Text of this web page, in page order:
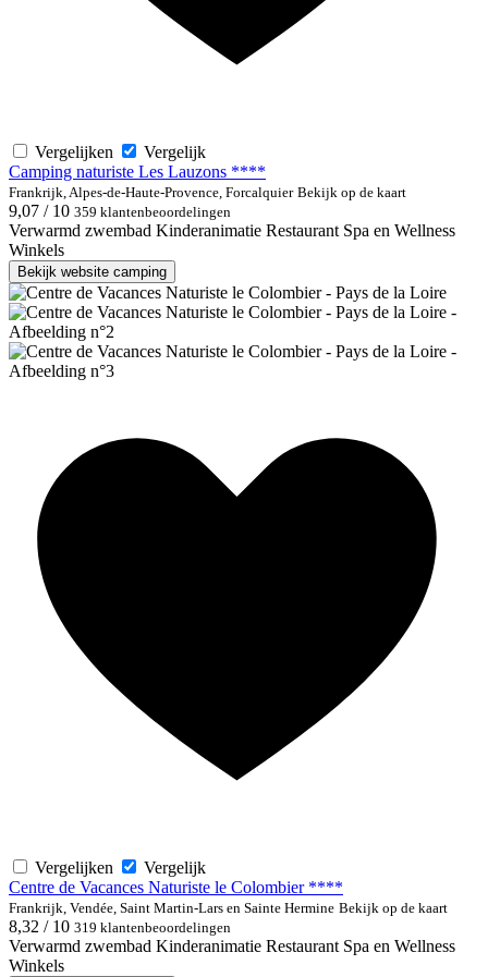
Vergelijken
Vergelijk
Camping naturiste Les Lauzons ****
Frankrijk, Alpes-de-Haute-Provence, Forcalquier Bekijk op de kaart
9,07 / 10 359 klantenbeoordelingen
Verwarmd zwembad Kinderanimatie Restaurant Spa en Wellness
Winkels
Bekijk website camping
Vergelijken
Vergelijk
Centre de Vacances Naturiste le Colombier ****
Frankrijk, Vendée, Saint Martin-Lars en Sainte Hermine Bekijk op de kaart
8,32 / 10 319 klantenbeoordelingen
Verwarmd zwembad Kinderanimatie Restaurant Spa en Wellness
Winkels